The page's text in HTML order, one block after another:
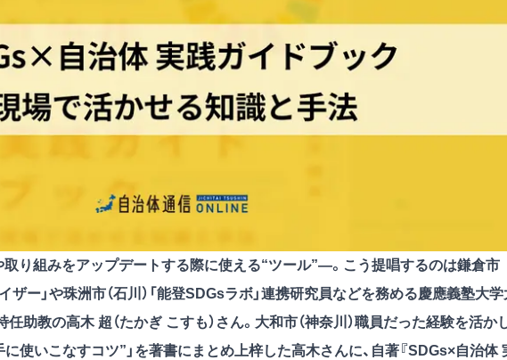
り組みをアップデートする際に使える“ツール”―。こう提唱するのは鎌倉市
ザー」や珠洲市（石川）「能登SDGsラボ」連携研究員などを務める慶應義塾大学
助教の高木 超（たかぎ こすも）さん。大和市（神奈川）職員だった経験を活か
に使いこなすコツ”」を著書にまとめ上梓した高木さんに、自著『SDGs×自治体